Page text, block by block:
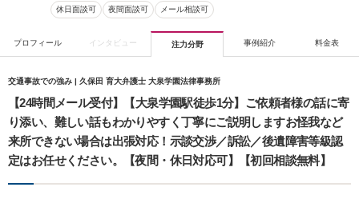
休日面談可 夜間面談可 メール相談可
プロフィール インタビュー 注力分野 事例紹介 料金表
交通事故での強み | 久保田 育大弁護士 大泉学園法律事務所
【24時間メール受付】【大泉学園駅徒歩1分】ご依頼者様の話に寄
り添い、難しい話もわかりやすく丁寧にご説明しますお怪我など
来所できない場合は出張対応！示談交渉／訴訟／後遺障害等級認
定はお任せください。【夜間・休日対応可】【初回相談無料】